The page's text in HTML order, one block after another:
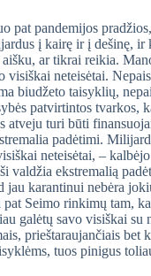
pat pandemijos pradžios,
į kairę ir į dešinę, ir
ar tikrai reikia.
neteisėtai.
biudžeto taisyklių,
patvirtintos tvarkos,
atveju turi būti
padėtimi.
neteisėtai, –
valdžia ekstremalią
jau karantinui nebėra
Seimo rinkimų tam,
galėtų savo visiškai su
prieštaraujančiais bet
tuos pinigus